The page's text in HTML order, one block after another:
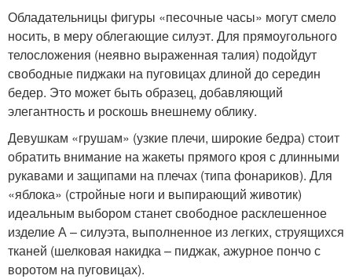
Обладательницы фигуры «песочные часы» могут смело
носить, в меру облегающие силуэт. Для прямоугольного
телосложения (неявно выраженная талия) подойдут
свободные пиджаки на пуговицах длиной до середин
бедер. Это может быть образец, добавляющий
элегантность и роскошь внешнему облику.
Девушкам «грушам» (узкие плечи, широкие бедра) стоит
обратить внимание на жакеты прямого кроя с длинными
рукавами и защипами на плечах (типа фонариков). Для
«яблока» (стройные ноги и выпирающий животик)
идеальным выбором станет свободное расклешенное
изделие А – силуэта, выполненное из легких, струящихся
тканей (шелковая накидка – пиджак, ажурное пончо с
воротом на пуговицах).